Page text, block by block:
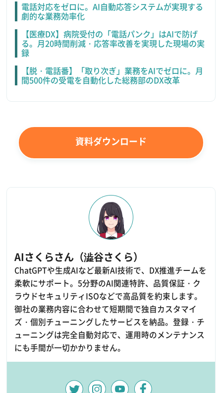
電話対応をゼロに。AI自動応答システムが実現する
劇的な業務効率化
【医療DX】病院受付の「電話パンク」はAIで防げ
る。月20時間削減・応答率改善を実現した現場の実
録
【脱・電話番】「取り次ぎ」業務をAIでゼロに。月
間500件の受電を自動化した総務部のDX改革
資料ダウンロード
AIさくらさん（澁谷さくら）
ChatGPTや生成AIなど最新AI技術で、DX推進チームを
柔軟にサポート。5分野のAI関連特許、品質保証・ク
ラウドセキュリティISOなどで高品質を約束します。
御社の業務内容に合わせて短期間で独自カスタマイ
ズ・個別チューニングしたサービスを納品。登録・チ
ューニングは完全自動対応で、運用時のメンテナンス
にも手間が一切かかりません。